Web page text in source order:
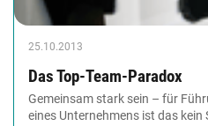
25.10.2013
Das Top-Team-Paradox
Gemeinsam stark sein – für
eines Unternehmens ist das kein